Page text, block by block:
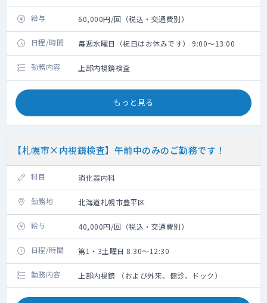
給与 60,000円/回（税込・交通費別）
日程/時間 毎週水曜日（祝日はお休みです） 9:00～13:00
勤務内容 上部内視鏡検査
もっと見る
【札幌市×内視鏡検査】午前中のみのご勤務です！
科目 消化器内科
勤務地 北海道札幌市豊平区
給与 40,000円/回（税込・交通費別）
日程/時間 第1・3土曜日 8:30～12:30
勤務内容 上部内視鏡 （および外来、健診、ドック）